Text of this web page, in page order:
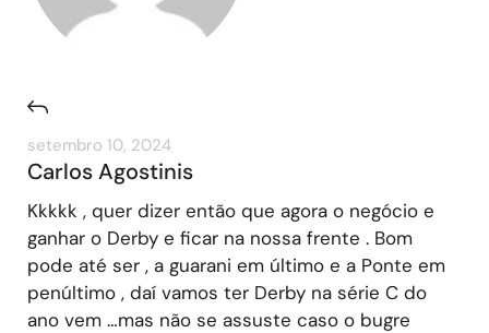
setembro 10, 2024
Carlos Agostinis
Kkkkk , quer dizer então que agora o negócio e
ganhar o Derby e ficar na nossa frente . Bom
pode até ser , a guarani em último e a Ponte em
penúltimo , daí vamos ter Derby na série C do
ano vem …mas não se assuste caso o bugre